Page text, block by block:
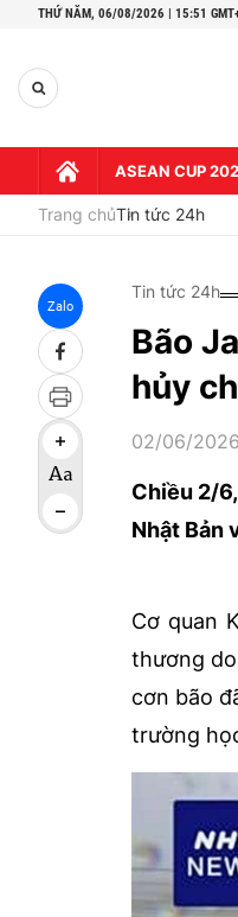
THỨ NĂM, 06/08/2026 | 15:51
ASEAN CUP
Trang chủTin tức 24h
Zalo
Tin tức 24h
Bão
hủy
02/06/
Chiều 2/
Nhật Bản
Cơ quan
thương
cơn bão
trường